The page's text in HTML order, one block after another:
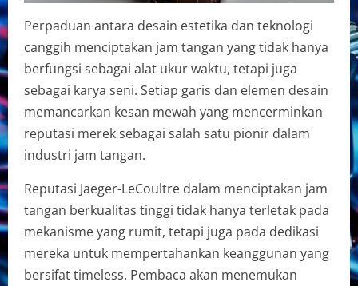
Perpaduan antara desain estetika dan teknologi
canggih menciptakan jam tangan yang tidak hanya
berfungsi sebagai alat ukur waktu, tetapi juga
sebagai karya seni. Setiap garis dan elemen desain
memancarkan kesan mewah yang mencerminkan
reputasi merek sebagai salah satu pionir dalam
industri jam tangan.
Reputasi Jaeger-LeCoultre dalam menciptakan jam
tangan berkualitas tinggi tidak hanya terletak pada
mekanisme yang rumit, tetapi juga pada dedikasi
mereka untuk mempertahankan keanggunan yang
bersifat timeless. Pembaca akan menemukan